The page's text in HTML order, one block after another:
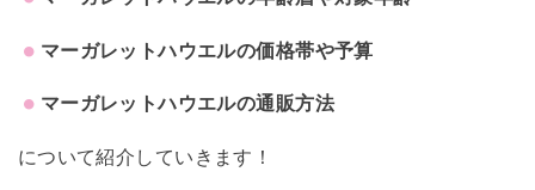
マーガレットハウエルの価格帯や予算
マーガレットハウエルの通販方法
について紹介していきます！